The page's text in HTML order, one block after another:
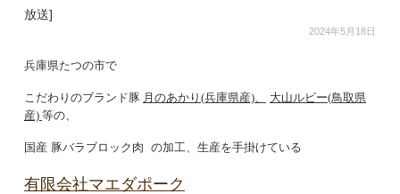
放送]
2024年5月18日
兵庫県たつの市で
こだわりのブランド豚 月のあかり (兵庫県産)、 大山ルビー(鳥取県
産) 等の、
国産 豚バラブロック肉 の加工、生産を手掛けている
有限会社マエダポーク